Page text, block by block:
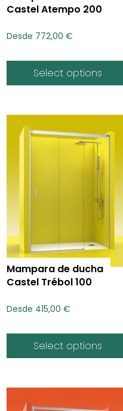
Castel Atempo 200
Desde 772,00€
Select options
Mampara de ducha
Castel Trébol 100
Desde 415,00€
Select options